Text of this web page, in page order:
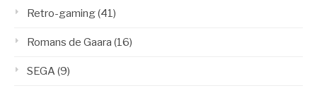
Retro-gaming(41)
Romans de Gaara (16)
SEGA(9)